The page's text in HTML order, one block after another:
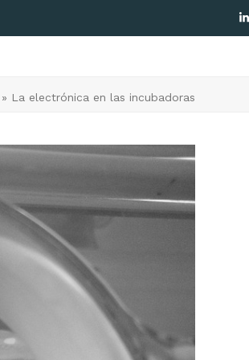
» La electrónica en las incubadoras